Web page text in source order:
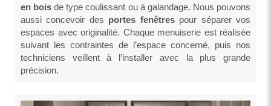
en bois de type coulissant ou à galandage. Nous pouvons
aussi concevoir des portes fenêtrespour séparer vos
espaces avec originalité. Chaque menuiserie est réalisée
suivant les contraintes de l’espace concerné, puis nos
techniciens veillent à l’installer avec la plus grande
précision.